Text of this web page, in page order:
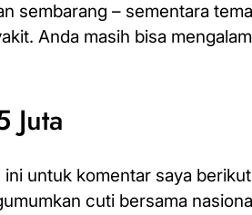
sembarang – sementara
Anda masih bisa
Juta
untuk komentar saya
cuti bersama